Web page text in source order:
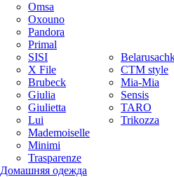
Omsa
Oxouno
Pandora
Primal
SISI
X File
Brubeck
Giulia
Giulietta
Lui
Mademoiselle
Minimi
Trasparenze
Домашняя одежда
CTM style
Mia-Mia
Sensis
TARO
Trikozza